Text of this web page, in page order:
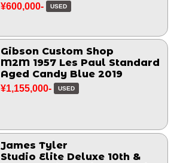
¥600,000- USED
Gibson Custom Shop
M2M 1957 Les Paul Standard
Aged Candy Blue 2019
¥1,155,000- USED
James Tyler
Studio Elite Deluxe 10th &